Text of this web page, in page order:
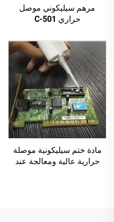
مرهم سيليكوني موصل
حراري C-501
مادة ختم سيليكونية موصلة
حرارية عالية ومعالجة عند